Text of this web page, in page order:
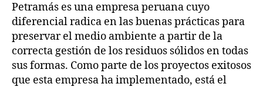
Petramás es una empresa peruana cuyo
diferencial radica en las buenas prácticas para
preservar el medio ambiente a partir de la
correcta gestión de los residuos sólidos en todas
sus formas. Como parte de los proyectos exitosos
que esta empresa ha implementado, está el